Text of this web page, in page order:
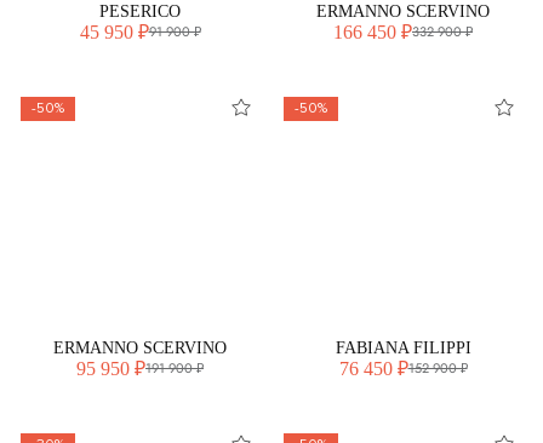
PESERICO
45 950 ₽91 900 ₽
ERMANNO SCERVINO
166 450 ₽332 900 ₽
-50%
ERMANNO SCERVINO
95 950 ₽191 900 ₽
-50%
FABIANA FILIPPI
76 450 ₽152 900 ₽